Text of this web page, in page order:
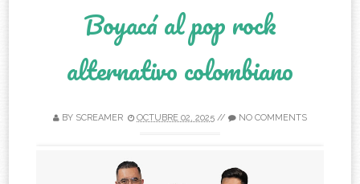
Boyacá al pop rock
alternativo colombiano
BY SCREAMER OCTUBRE 02, 2025 // NO COMMENTS